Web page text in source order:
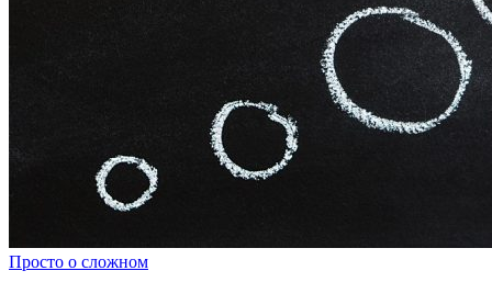
Просто о сложном